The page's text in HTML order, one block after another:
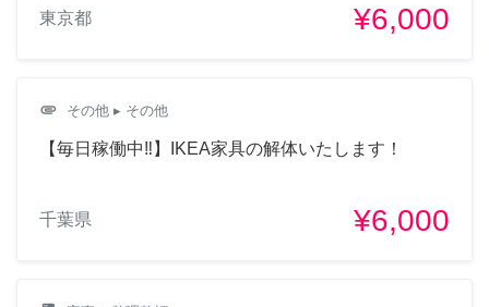
東京都 ¥6,000
attachment その他 ▸ その他
【毎日稼働中‼︎】IKEA家具の解体いたします！
千葉県 ¥6,000